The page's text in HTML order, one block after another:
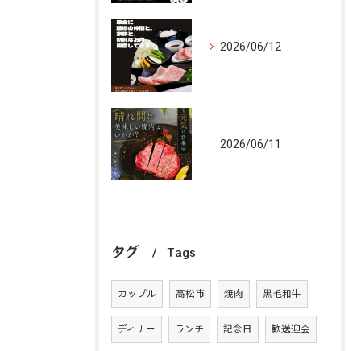
2026/06/12
2026/06/11
タグ Tags
カップル 高松市 焼肉 黒毛和牛
ディナー ランチ 記念日 歓送迎会